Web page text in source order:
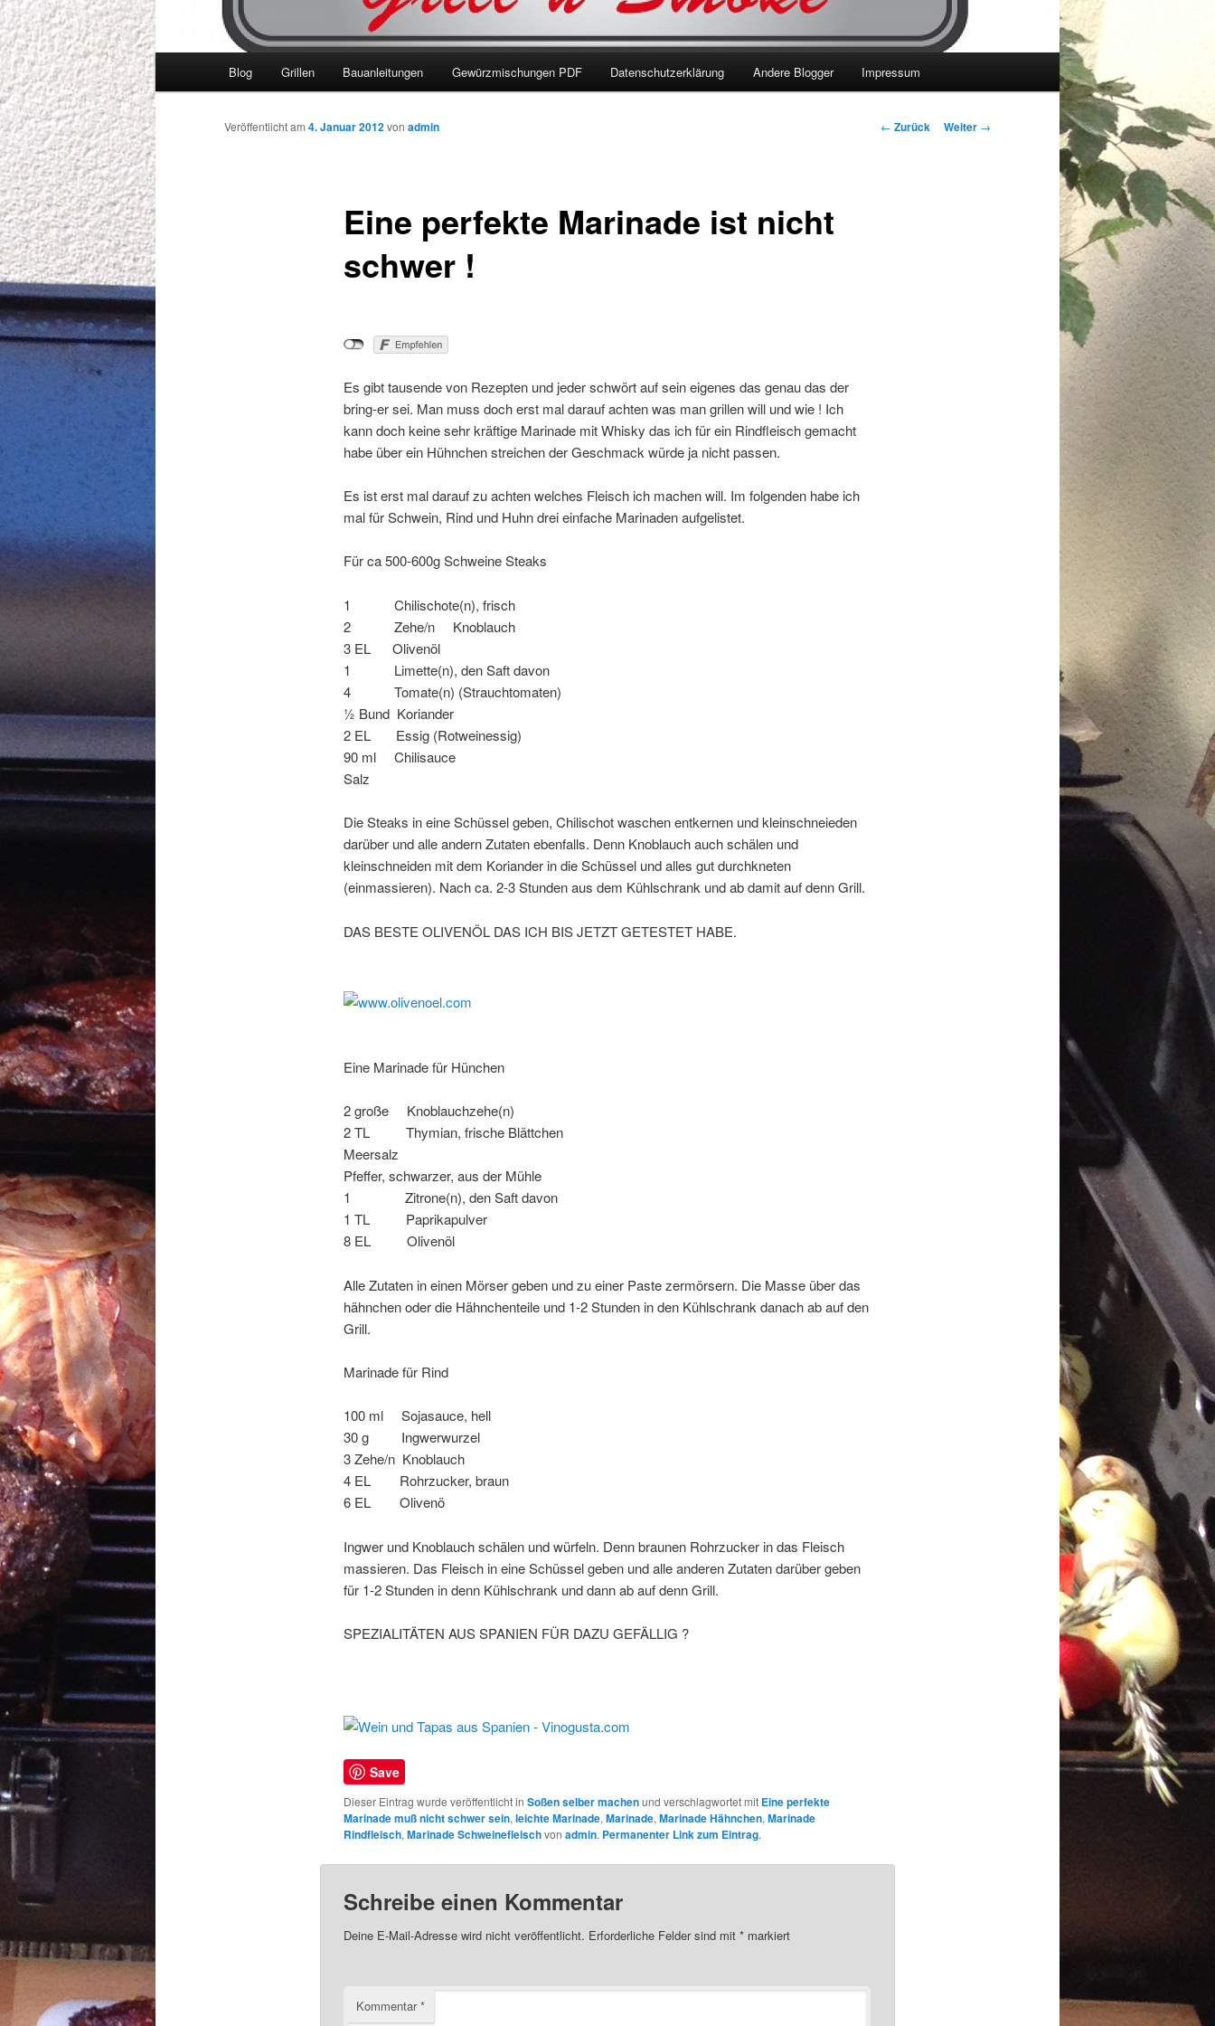
Blog Grillen Bauanleitungen Gewürzmischungen PDF Datenschutzerklärung Andere Blogger Impressum
Beitrags-
← Zurück Weiter →
Eine perfekte Marinade ist nicht
schwer !
Veröffentlicht am 4. Januar 2012von admin
Es gibt tausende von Rezepten und jeder schwört auf sein eigenes das genau das der
bring-er sei. Man muss doch erst mal darauf achten was man grillen will und wie ! Ich
kann doch keine sehr kräftige Marinade mit Whisky das ich für ein Rindfleisch gemacht
habe über ein Hühnchen streichen der Geschmack würde ja nicht passen.
Es ist erst mal darauf zu achten welches Fleisch ich machen will. Im folgenden habe ich
mal für Schwein, Rind und Huhn drei einfache Marinaden aufgelistet.
Für ca 500-600g Schweine Steaks
1 Chilischote(n), frisch
2 Zehe/n Knoblauch
3 EL Olivenöl
1 Limette(n), den Saft davon
4 Tomate(n) (Strauchtomaten)
½ Bund Koriander
2 EL Essig (Rotweinessig)
90 ml Chilisauce
Salz
Die Steaks in eine Schüssel geben, Chilischot waschen entkernen und kleinschneieden
darüber und alle andern Zutaten ebenfalls. Denn Knoblauch auch schälen und
kleinschneiden mit dem Koriander in die Schüssel und alles gut durchkneten
(einmassieren). Nach ca. 2-3 Stunden aus dem Kühlschrank und ab damit auf denn Grill.
DAS BESTE OLIVENÖL DAS ICH BIS JETZT GETESTET HABE.
Eine Marinade für Hünchen
2 große Knoblauchzehe(n)
2 TL Thymian, frische Blättchen
Meersalz
Pfeffer, schwarzer, aus der Mühle
1 Zitrone(n), den Saft davon
1 TL Paprikapulver
8 EL Olivenöl
Alle Zutaten in einen Mörser geben und zu einer Paste zermörsern. Die Masse über das
hähnchen oder die Hähnchenteile und 1-2 Stunden in den Kühlschrank danach ab auf den
Grill.
Marinade für Rind
100 ml Sojasauce, hell
30 g Ingwerwurzel
3 Zehe/n Knoblauch
4 EL Rohrzucker, braun
6 EL Olivenö
Ingwer und Knoblauch schälen und würfeln. Denn braunen Rohrzucker in das Fleisch
massieren. Das Fleisch in eine Schüssel geben und alle anderen Zutaten darüber geben
für 1-2 Stunden in denn Kühlschrank und dann ab auf denn Grill.
SPEZIALITÄTEN AUS SPANIEN FÜR DAZU GEFÄLLIG ?
Save
Dieser Eintrag wurde veröffentlicht in Soßen selber machenund verschlagwortet mit Eine perfekte
Marinade muß nicht schwer sein, leichte Marinade, Marinade, Marinade Hähnchen, Marinade
Rindfleisch, Marinade Schweinefleischvon admin. Permanenter Link zum Eintrag.
Schreibe einen Kommentar
Deine E-Mail-Adresse wird nicht veröffentlicht. Erforderliche Felder sind mit *markiert
Kommentar*